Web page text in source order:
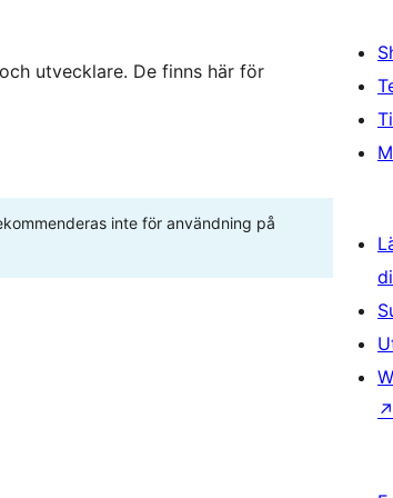
utvecklare. De finns här för
inte för användning på
↗